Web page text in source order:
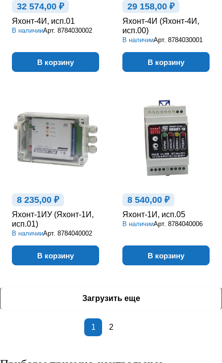
32 574,00 ₽
Яхонт-4И, исп.01
В наличииАрт. 8784030002
В корзину
29 158,00 ₽
Яхонт-4И (Яхонт-4И,
исп.00)
В наличииАрт. 8784030001
В корзину
8 235,00 ₽
Яхонт-1ИУ (Яхонт-1И,
исп.01)
В наличииАрт. 8784040002
В корзину
8 540,00 ₽
Яхонт-1И, исп.05
В наличииАрт. 8784040006
В корзину
Загрузить еще
1 2